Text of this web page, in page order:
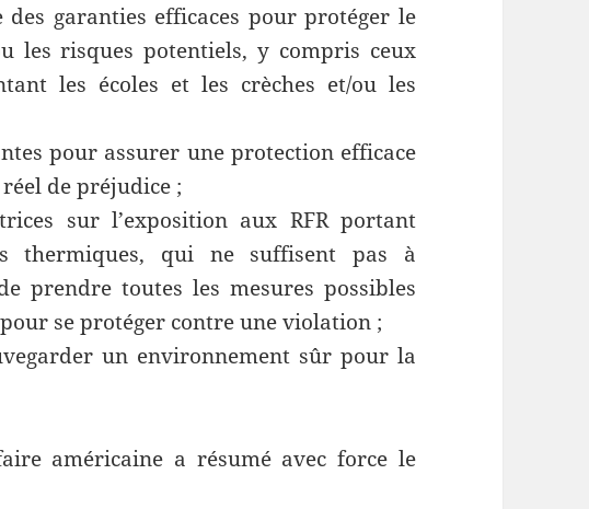
garanties efficaces pour protéger le
les risques potentiels, y compris ceux
les écoles et les crèches et/ou les
pour assurer une protection efficace
de préjudice ;
sur l’exposition aux RFR portant
thermiques, qui ne suffisent pas à
prendre toutes les mesures possibles
se protéger contre une violation ;
un environnement sûr pour la
américaine a résumé avec force le